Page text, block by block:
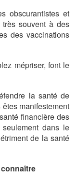
obscurantistes et
très souvent à des
des vaccinations
mépriser, font le
la santé de
manifestement
financière des
dans le
de la santé